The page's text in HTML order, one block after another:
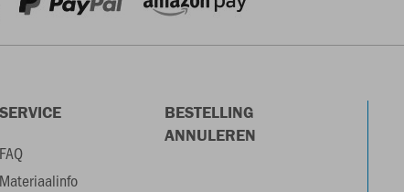
SERVICE
FAQ
Materiaalinfo
BESTELLING
ANNULEREN